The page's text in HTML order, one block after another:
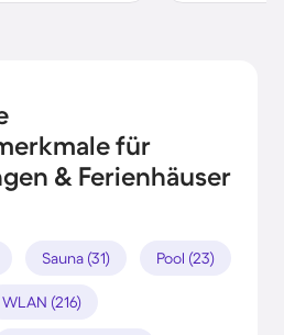
für
& Ferienhäuser
Sauna (31) Pool (23)
WLAN (216)